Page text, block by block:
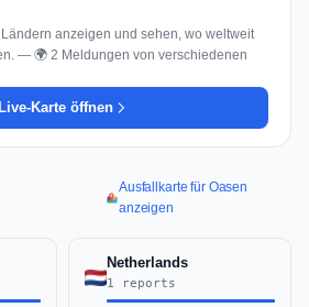
anzeigen und sehen, wo weltweit
— 🌍 2 Meldungen von verschiedenen
Live-Karte öffnen
Ausfallkarte für Oasen
anzeigen
Netherlands
1 reports